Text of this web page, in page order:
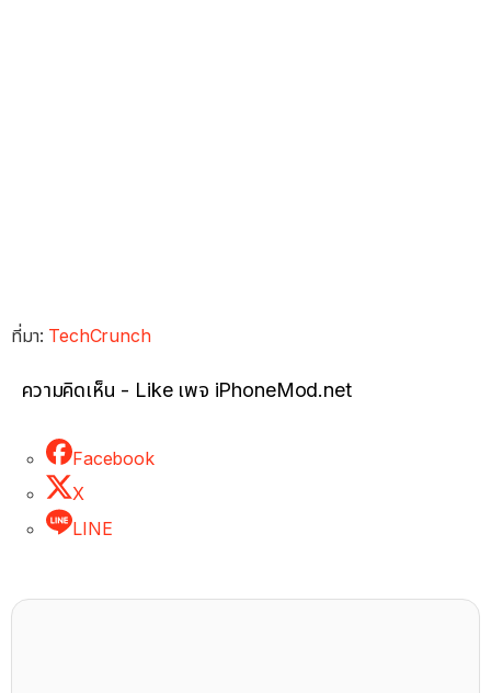
ที่มา: TechCrunch
ความคิดเห็น - Like เพจ iPhoneMod.net
Facebook
X
LINE